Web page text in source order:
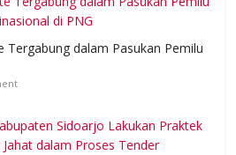
dalam Pasukan Pemilu